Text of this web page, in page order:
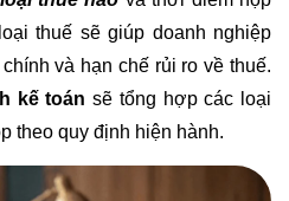
thuế sẽ giúp doanh nghiệp
và hạn chế rủi ro về thuế.
kế toán sẽ tổng hợp các loại
theo quy định hiện hành.